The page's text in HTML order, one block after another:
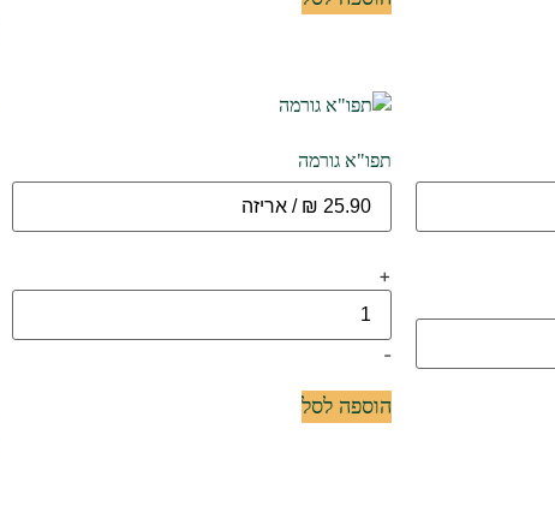
תפו"א גורמה
+
-
הוספה לסל